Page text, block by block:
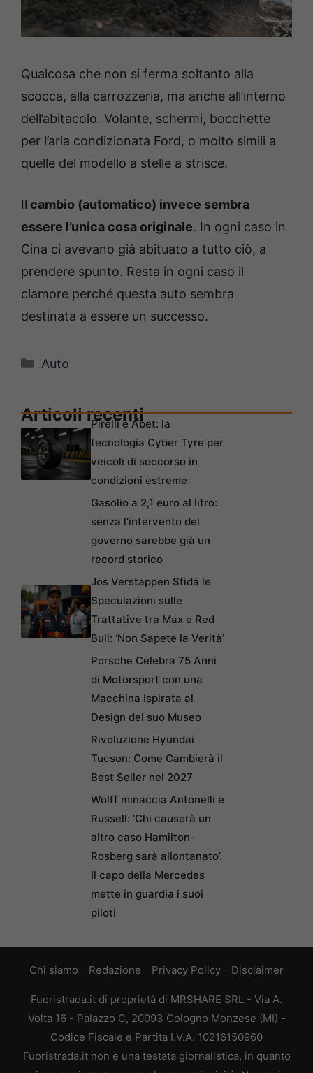
Qualcosa che non si ferma soltanto alla
scocca, alla carrozzeria, ma anche all’interno
dell’abitacolo. Volante, schermi, bocchette
per l’aria condizionata Ford, o molto simili a
quelle del modello a stelle a strisce.
Il cambio (automatico) invece sembra
essere l’unica cosa originale. In ogni caso in
Cina ci avevano già abituato a tutto ciò, a
prendere spunto. Resta in ogni caso il
clamore perché questa auto sembra
destinata a essere un successo.
Categorie
Auto
Articoli recenti
Pirelli e Abet: la
tecnologia Cyber Tyre per
veicoli di soccorso in
condizioni estreme
Gasolio a 2,1 euro al litro:
senza l’intervento del
governo sarebbe già un
record storico
Jos Verstappen Sfida le
Speculazioni sulle
Trattative tra Max e Red
Bull: ‘Non Sapete la Verità’
Porsche Celebra 75 Anni
di Motorsport con una
Macchina Ispirata al
Design del suo Museo
Rivoluzione Hyundai
Tucson: Come Cambierà il
Best Seller nel 2027
Wolff minaccia Antonelli e
Russell: ‘Chi causerà un
altro caso Hamilton-
Rosberg sarà allontanato’.
Il capo della Mercedes
mette in guardia i suoi
piloti
Chi siamo - Redazione - Privacy Policy - Disclaimer
Fuoristrada.it di proprietà di MRSHARE SRL - Via A.
Volta 16 - Palazzo C, 20093 Cologno Monzese (MI) -
Codice Fiscale e Partita I.V.A. 10216150960
Fuoristrada.it non è una testata giornalistica, in quanto